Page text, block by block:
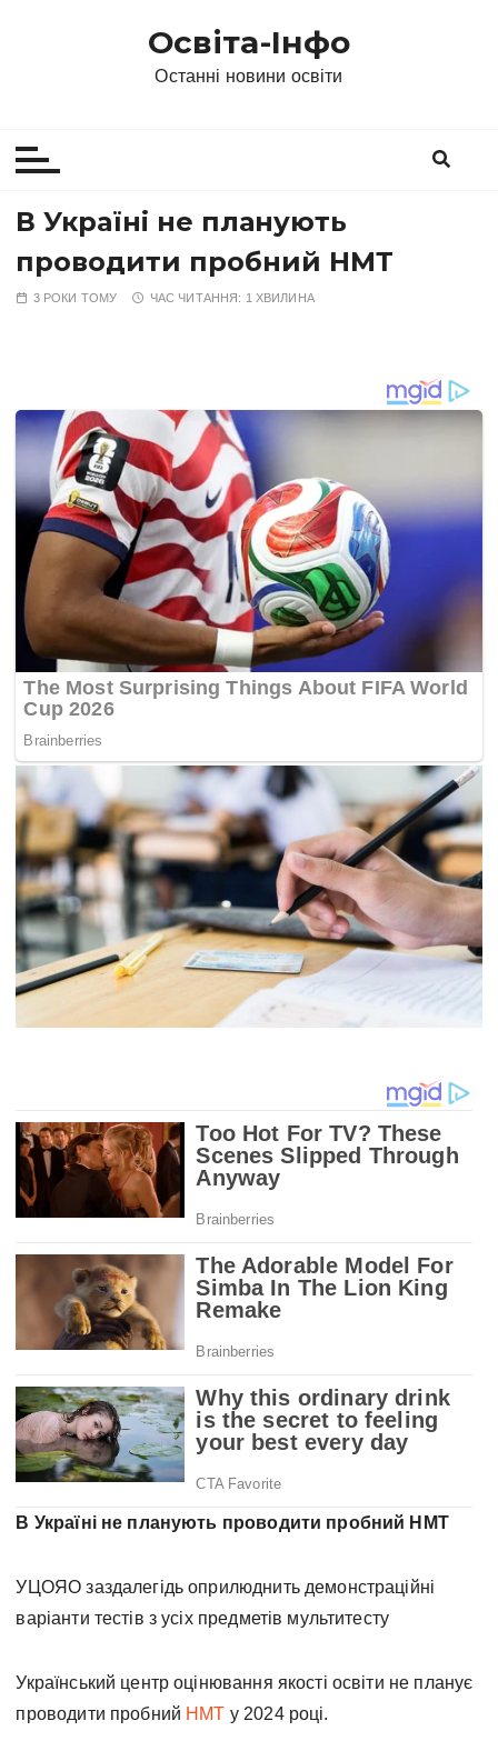
Освіта-Інфо
Останні новини освіти
В Україні не планують
проводити пробний НМТ
3 РОКИ ТОМУ ЧАС ЧИТАННЯ: 1 ХВИЛИНА
В Україні не планують проводити пробний НМТ
УЦОЯО заздалегідь оприлюднить демонстраційні
варіанти тестів з усіх предметів мультитесту
Український центр оцінювання якості освіти не планує
проводити пробний НМТ у 2024 році.